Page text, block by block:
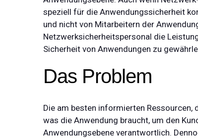
speziell für die Anwendungssicherheit
und nicht von Mitarbeitern der
Netzwerksicherheitspersonal die
Sicherheit von Anwendungen zu
Das Problem
Die am besten informierten Ressourcen,
was die Anwendung braucht, um den
Anwendungsebene verantwortlich.